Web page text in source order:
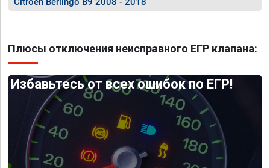
Плюсы отключения неисправного ЕГР клапана:
Избавьтесь от всех ошибок по ЕГР!